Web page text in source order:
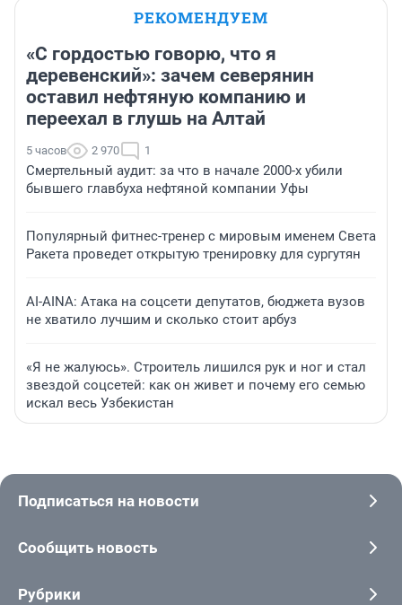
РЕКОМЕНДУЕМ
«С гордостью говорю, что я
деревенский»: зачем северянин
оставил нефтяную компанию и
переехал в глушь на Алтай
5 часов 2 970 1
Смертельный аудит: за что в начале 2000-х убили
бывшего главбуха нефтяной компании Уфы
Популярный фитнес-тренер с мировым именем Света
Ракета проведет открытую тренировку для сургутян
AI-AINA: Атака на соцсети депутатов, бюджета вузов
не хватило лучшим и сколько стоит арбуз
«Я не жалуюсь». Строитель лишился рук и ног и стал
звездой соцсетей: как он живет и почему его семью
искал весь Узбекистан
Подписаться на новости
Сообщить новость
Рубрики